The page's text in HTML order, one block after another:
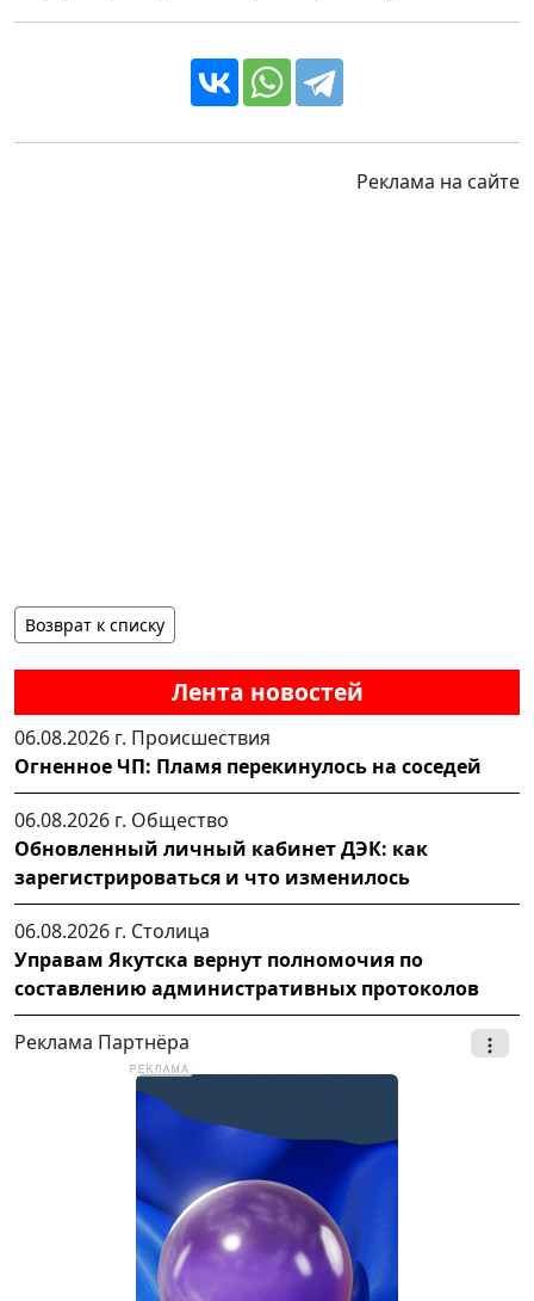
Лента новостей
06.08.2026 г. Происшествия
Огненное ЧП: Пламя перекинулось на соседей
06.08.2026 г. Общество
Обновленный личный кабинет ДЭК: как
зарегистрироваться и что изменилось
06.08.2026 г. Столица
Управам Якутска вернут полномочия по
составлению административных протоколов
Реклама Партнёра
Реклама на сайте
Возврат к списку